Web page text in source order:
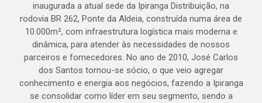
inaugurada a atual sede da Ipiranga Distribuição, na
rodovia BR 262, Ponte da Aldeia, construída numa área de
10.000m², com infraestrutura logística mais moderna e
dinâmica, para atender às necessidades de nossos
parceiros e fornecedores. No ano de 2010, José Carlos
dos Santos tornou-se sócio, o que veio agregar
conhecimento e energia aos negócios, fazendo a Ipiranga
se consolidar como líder em seu segmento, sendo a